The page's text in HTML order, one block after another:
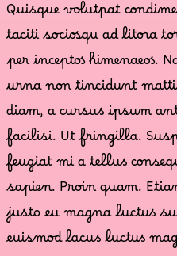
Quisque volutpat
taciti sociosqu ad litora
per inceptos himenaeos.
urna non tincidunt
diam, a cursus ipsum
facilisi. Ut fringilla.
feugiat mi a tellus
sapien. Proin quam.
justo eu magna luctus
euismod lacus luctus